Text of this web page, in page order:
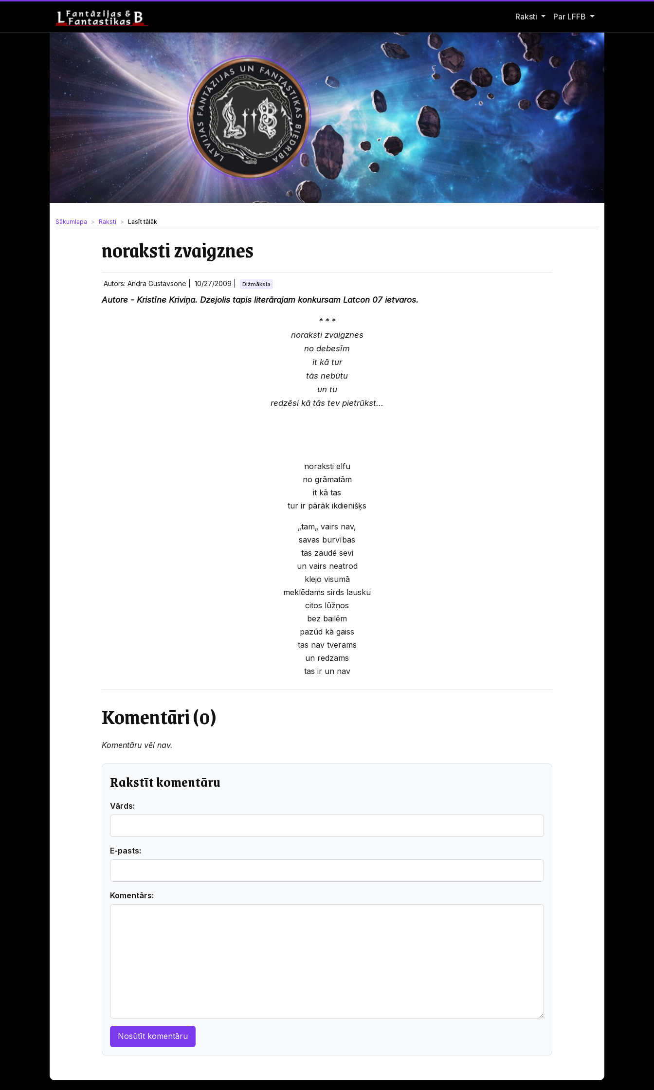
Raksti Open Raksti submenu
Par LFFB
Sākumlapa Raksti Lasīt tālāk
noraksti zvaigznes
Autors: Andra Gustavsone | 10/27/2009 Dižmāksla
Autore - Kristīne Kriviņa. Dzejolis tapis literārajam konkursam Latcon 07 ietvaros.
* * *
noraksti zvaigznes
no debesīm
it kā tur
tās nebūtu
un tu
redzēsi kā tās tev pietrūkst...
noraksti elfu
no grāmatām
it kā tas
tur ir pārāk ikdienišķs
„tam„ vairs nav,
savas burvības
tas zaudē sevi
un vairs neatrod
klejo visumā
meklēdams sirds lausku
citos lūžņos
bez bailēm
pazūd kā gaiss
tas nav tverams
un redzams
tas ir un nav
Komentāri (0)
Komentāru vēl nav.
Rakstīt komentāru
Vārds:
E-pasts:
Komentārs: